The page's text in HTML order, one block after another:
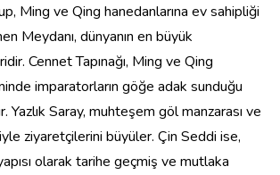
Ming ve Qing hanedanlarına ev sahipliği
Meydanı, dünyanın en büyük
Cennet Tapınağı, Ming ve Qing
imparatorların göğe adak sunduğu
Yazlık Saray, muhteşem göl manzarası ve
ziyaretçilerini büyüler. Çin Seddi ise,
olarak tarihe geçmiş ve mutlaka